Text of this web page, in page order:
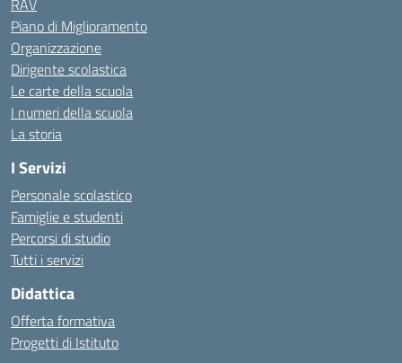
RAV
Piano di Miglioramento
Organizzazione
Dirigente scolastica
Le carte della scuola
I numeri della scuola
La storia
I Servizi
Personale scolastico
Famiglie e studenti
Percorsi di studio
Tutti i servizi
Didattica
Offerta formativa
Progetti di Istituto